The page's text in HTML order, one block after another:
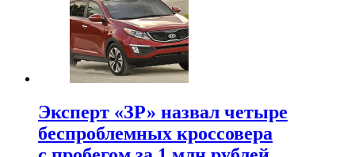
Эксперт «ЗР» назвал четыре
беспроблемных кроссовера